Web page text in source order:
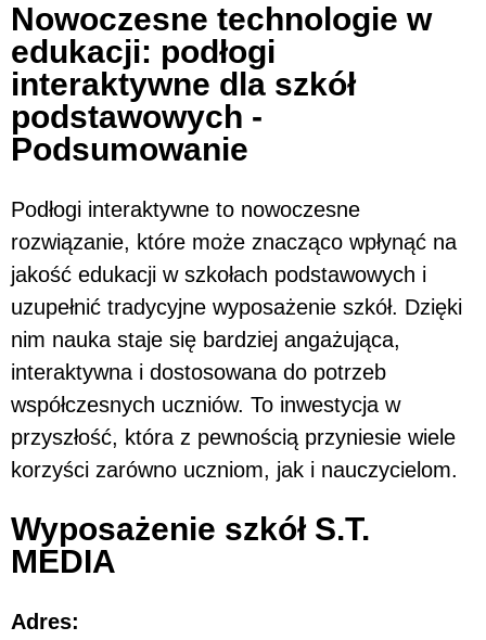
Nowoczesne technologie w
edukacji: podłogi
interaktywne dla szkół
podstawowych -
Podsumowanie
Podłogi interaktywne to nowoczesne
rozwiązanie, które może znacząco wpłynąć na
jakość edukacji w szkołach podstawowych i
uzupełnić tradycyjne wyposażenie szkół. Dzięki
nim nauka staje się bardziej angażująca,
interaktywna i dostosowana do potrzeb
współczesnych uczniów. To inwestycja w
przyszłość, która z pewnością przyniesie wiele
korzyści zarówno uczniom, jak i nauczycielom.
Wyposażenie szkół S.T.
MEDIA
Adres: